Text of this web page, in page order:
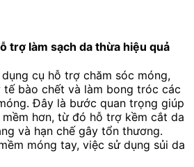
trợ làm sạch da thừa hiệu quả
dụng cụ hỗ trợ chăm sóc móng,
bào chết và làm bong tróc các
Đây là bước quan trọng giúp
hơn, từ đó hỗ trợ kềm cắt da
và hạn chế gây tổn thương.
móng tay, việc sử dụng sủi da